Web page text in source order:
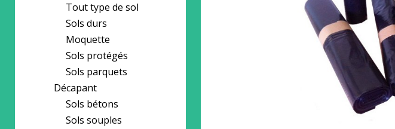
Tout type de sol
Sols durs
Moquette
Sols protégés
Sols parquets
Décapant
Sols bétons
Sols souples